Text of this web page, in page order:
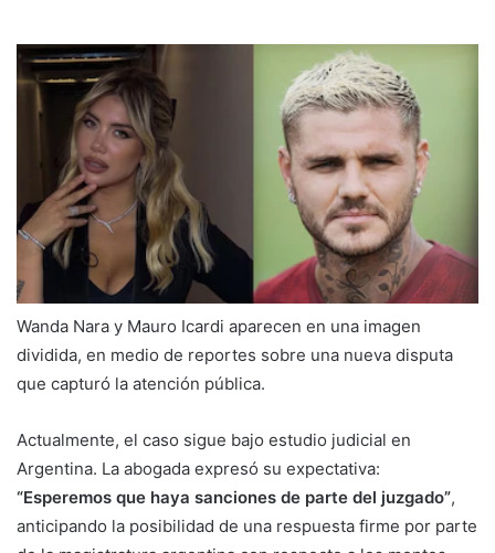
Wanda Nara y Mauro Icardi aparecen en una imagen
dividida, en medio de reportes sobre una nueva disputa
que capturó la atención pública.
Actualmente, el caso sigue bajo estudio judicial en
Argentina. La abogada expresó su expectativa:
“Esperemos que haya sanciones de parte del juzgado”,
anticipando la posibilidad de una respuesta firme por parte